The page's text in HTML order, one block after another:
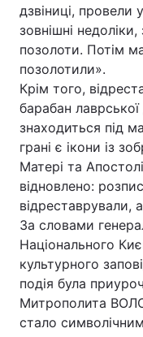
дзвіниці, провели
зовнішні
позолоти. Потім
позолотили».
Крім того,
барабан
знаходиться під
грані є ікони із
Матері та
відновлено:
відреставрували,
За словами
Національного
культурного
подія була
Митрополита
стало